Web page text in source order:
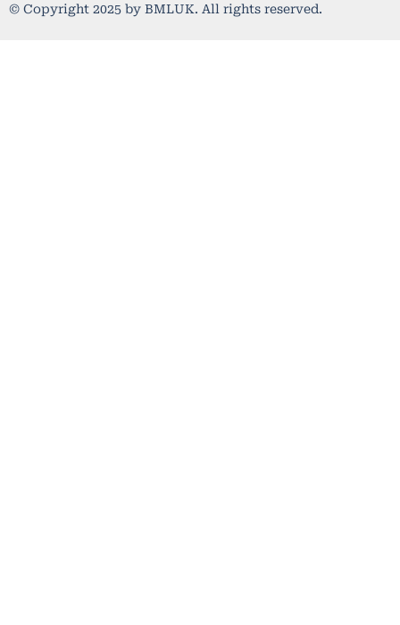
© Copyright 2025 by BMLUK. All rights reserved.